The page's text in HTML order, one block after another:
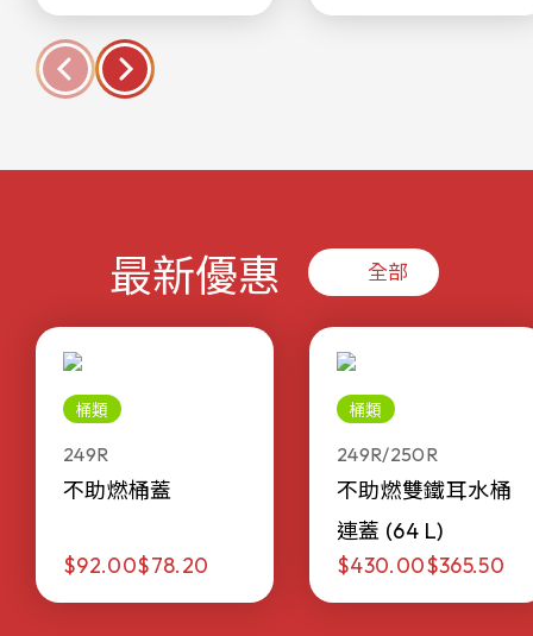
最新優惠 全部
桶類
249R
不助燃桶蓋
$92.00$78.20
桶類
249R/250R
不助燃雙鐵耳水桶
連蓋 (64 L)
$430.00$365.50